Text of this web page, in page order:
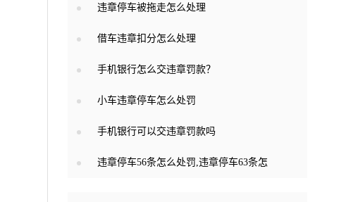
违章停车被拖走怎么处理
借车违章扣分怎么处理
手机银行怎么交违章罚款？
小车违章停车怎么处罚
手机银行可以交违章罚款吗
违章停车56条怎么处罚,违章停车63条怎